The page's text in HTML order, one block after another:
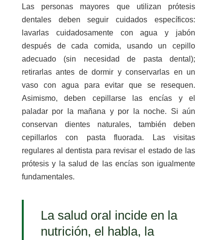
Las personas mayores que utilizan prótesis
dentales deben seguir cuidados específicos:
lavarlas cuidadosamente con agua y jabón
después de cada comida, usando un cepillo
adecuado (sin necesidad de pasta dental);
retirarlas antes de dormir y conservarlas en un
vaso con agua para evitar que se resequen.
Asimismo, deben cepillarse las encías y el
paladar por la mañana y por la noche. Si aún
conservan dientes naturales, también deben
cepillarlos con pasta fluorada. Las visitas
regulares al dentista para revisar el estado de las
prótesis y la salud de las encías son igualmente
fundamentales.
La salud oral incide en la
nutrición, el habla, la